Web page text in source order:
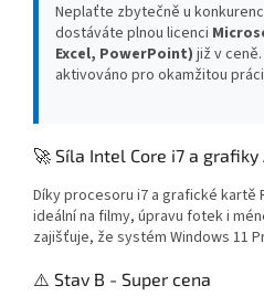
Neplaťte zbytečně u
dostáváte plnou licenci
Excel, PowerPoint) již v
aktivováno pro okamžitou
🚀 Síla Intel Core i7 a grafiky
Díky procesoru i7 a grafické kartě
ideální na filmy, úpravu fotek i
zajišťuje, že systém Windows 11
⚠️ Stav B - Super cena